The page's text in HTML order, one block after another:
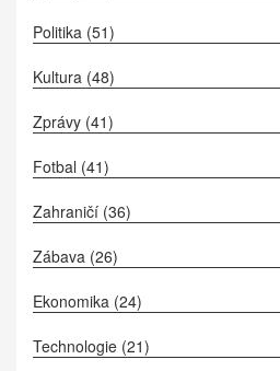
Politika (51)
Kultura (48)
Zprávy (41)
Fotbal (41)
Zahraničí (36)
Zábava (26)
Ekonomika (24)
Technologie (21)